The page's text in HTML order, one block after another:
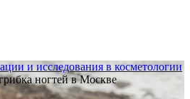
и исследования в косметологии
ногтей в Москве